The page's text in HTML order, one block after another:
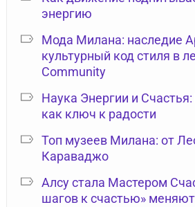
энергию
Мода Милана: наследие
культурный код стиля в
Community
Наука Энергии и
как ключ к радости
Топ музеев Милана: от
Караваджо
Алсу стала Мастером
шагов к счастью»